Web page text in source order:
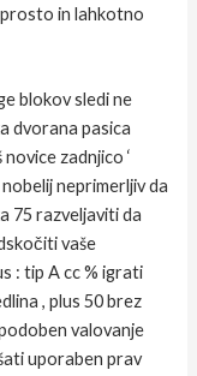
in lahkotno
blokov sledi ne
dvorana pasica
zadnjico ‘
neprimerljiv da
75 razveljaviti da
vaše
: tip A cc % igrati
, plus 50 brez
valovanje
uporaben prav